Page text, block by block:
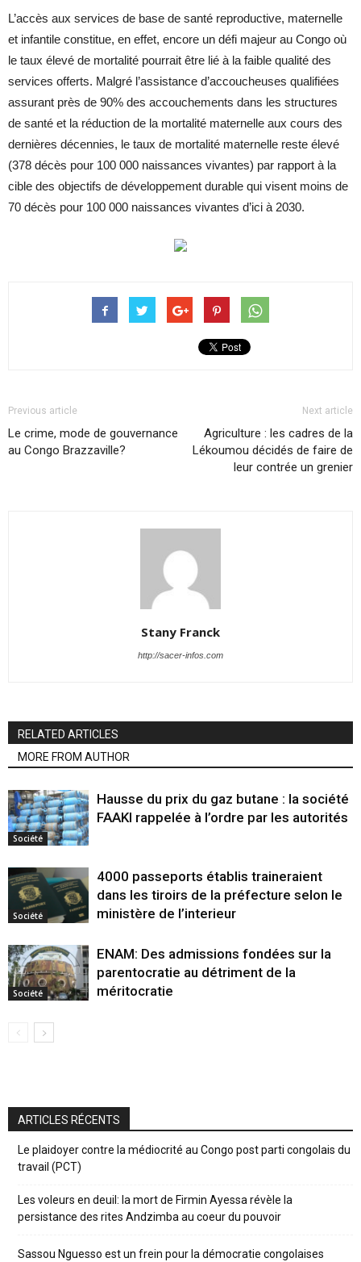
L’accès aux services de base de santé reproductive, maternelle
et infantile constitue, en effet, encore un défi majeur au Congo où
le taux élevé de mortalité pourrait être lié à la faible qualité des
services offerts. Malgré l’assistance d’accoucheuses qualifiées
assurant près de 90% des accouchements dans les structures
de santé et la réduction de la mortalité maternelle aux cours des
dernières décennies, le taux de mortalité maternelle reste élevé
(378 décès pour 100 000 naissances vivantes) par rapport à la
cible des objectifs de développement durable qui visent moins de
70 décès pour 100 000 naissances vivantes d’ici à 2030.
Previous article
Le crime, mode de gouvernance
au Congo Brazzaville?
Next article
Agriculture : les cadres de la
Lékoumou décidés de faire de
leur contrée un grenier
Stany Franck
http://sacer-infos.com
RELATED ARTICLES
MORE FROM AUTHOR
Société
Hausse du prix du gaz butane : la société
FAAKI rappelée à l’ordre par les autorités
Société
4000 passeports établis traineraient
dans les tiroirs de la préfecture selon le
ministère de l’interieur
Société
ENAM: Des admissions fondées sur la
parentocratie au détriment de la
méritocratie
ARTICLES RÉCENTS
Le plaidoyer contre la médiocrité au Congo post parti congolais du
travail (PCT)
Les voleurs en deuil: la mort de Firmin Ayessa révèle la
persistance des rites Andzimba au coeur du pouvoir
Sassou Nguesso est un frein pour la démocratie congolaises